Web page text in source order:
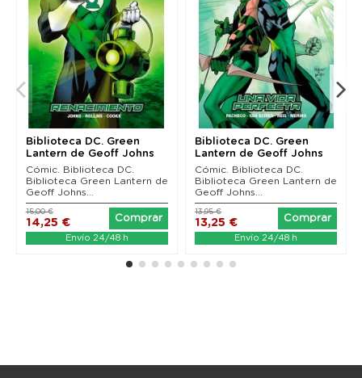
Biblioteca DC. Green
Lantern de Geoff Johns
01
Cómic. Biblioteca DC.
Biblioteca Green Lantern de
Geoff Johns...
14,25 €
15,00 €
Comprar
Envío 24/48 h
Biblioteca DC. Green
Lantern de Geoff Johns
04
Cómic. Biblioteca DC.
Biblioteca Green Lantern de
Geoff Johns...
13,25 €
13,95 €
Comprar
Envío 24/48 h